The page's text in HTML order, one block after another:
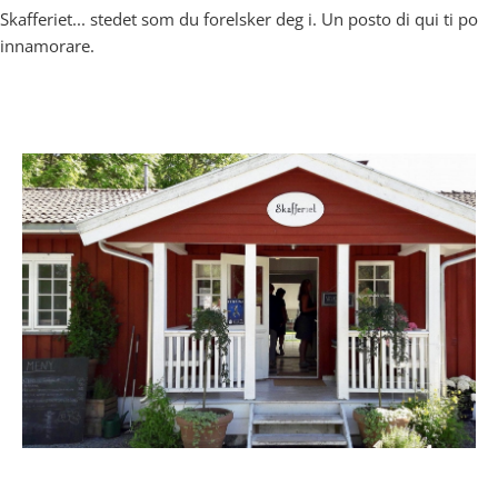
Skafferiet... stedet som du forelsker deg i. Un posto di qui ti po
innamorare.